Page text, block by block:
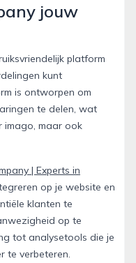
jouw
platform
kunt
is ontworpen om
te delen, wat
imago, maar ook
| Experts in
op je website en
klanten te
op te
tot analysetools die je
te verbeteren.